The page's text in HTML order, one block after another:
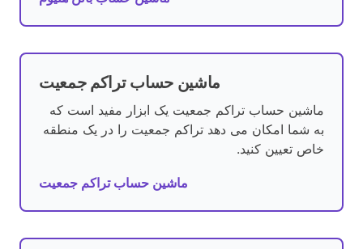
ماشین حساب تراکم جمعیت
ماشین حساب تراکم جمعیت یک ابزار مفید است که
به شما امکان می دهد تراکم جمعیت را در یک منطقه
خاص تعیین کنید.
ماشین حساب تراکم جمعیت